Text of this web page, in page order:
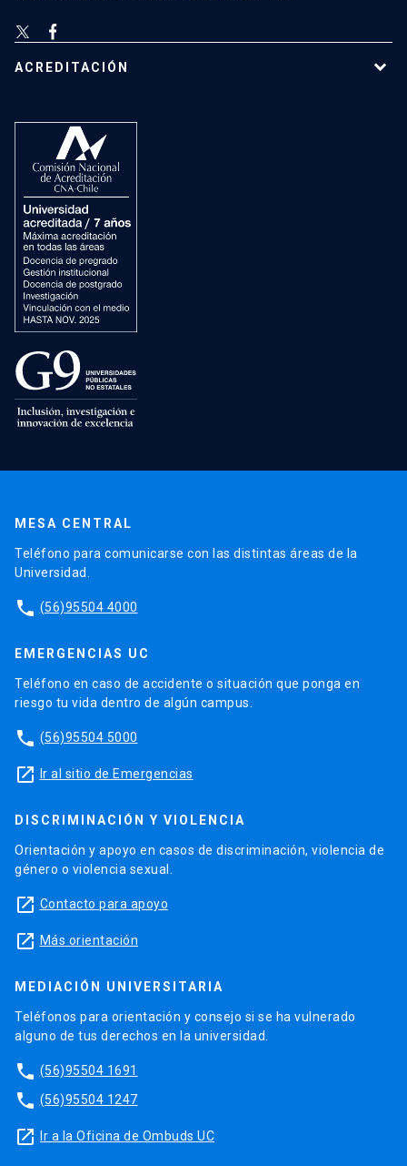
ACREDITACIÓN
MESA CENTRAL
Teléfono para comunicarse con las distintas áreas de la
Universidad.
phone (56)95504 4000
EMERGENCIAS UC
Teléfono en caso de accidente o situación que ponga en
riesgo tu vida dentro de algún campus.
phone (56)95504 5000
launch Ir al sitio de Emergencias
DISCRIMINACIÓN Y VIOLENCIA
Orientación y apoyo en casos de discriminación, violencia de
género o violencia sexual.
launch Contacto para apoyo
launch Más orientación
MEDIACIÓN UNIVERSITARIA
Teléfonos para orientación y consejo si se ha vulnerado
alguno de tus derechos en la universidad.
phone (56)95504 1691
phone (56)95504 1247
launch Ir a la Oficina de Ombuds UC